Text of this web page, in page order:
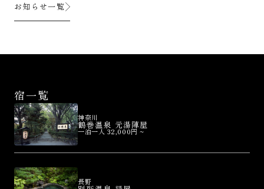
お知らせ一覧
宿一覧
神奈川
鶴巻温泉 元湯陣屋
一泊一人 32,000円 ~
長野